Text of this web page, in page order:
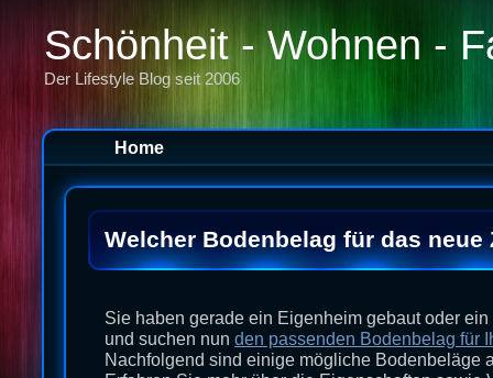
Schönheit - Wohnen -
Der Lifestyle Blog seit 2006
Home
Welcher Bodenbelag für das neue
Sie haben gerade ein Eigenheim gebaut oder
und suchen nun den passenden Bodenbelag für
Nachfolgend sind einige mögliche Bodenbeläge